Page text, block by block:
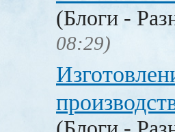
(Блоги -
08:29)